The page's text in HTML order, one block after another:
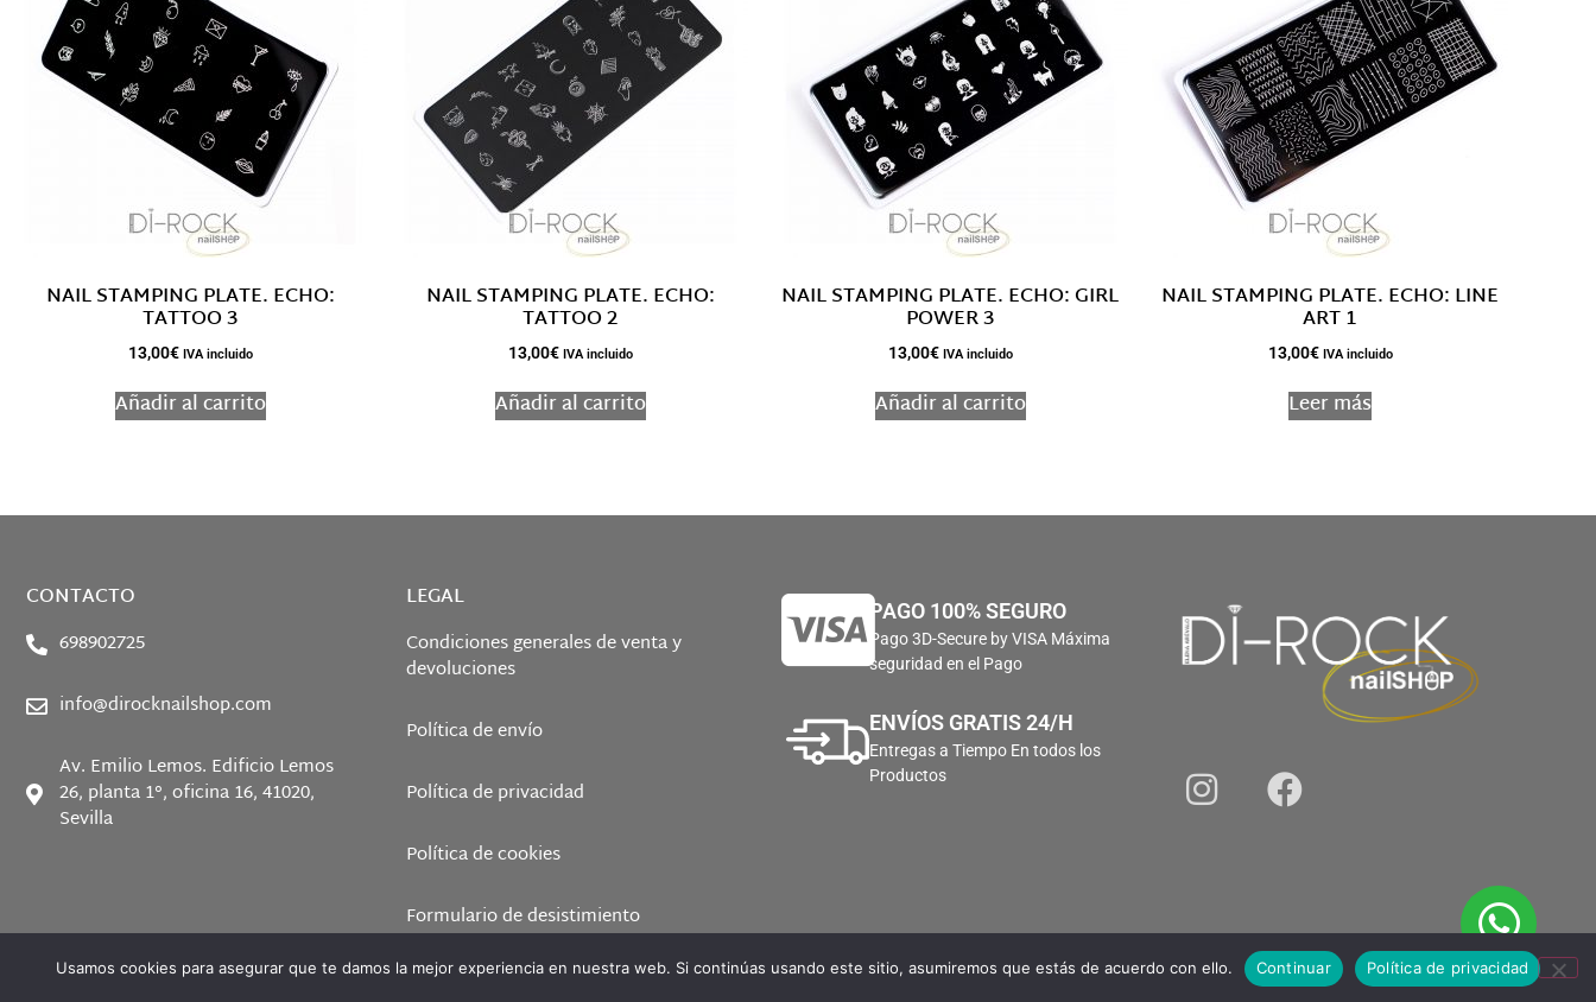
NAIL STAMPING PLATE. ECHO:
TATTOO 3
13,00€ IVA incluido
Añadir al carrito
NAIL STAMPING PLATE. ECHO:
TATTOO 2
13,00€ IVA incluido
Añadir al carrito
NAIL STAMPING PLATE. ECHO: GIRL
POWER 3
13,00€ IVA incluido
Añadir al carrito
NAIL STAMPING PLATE. ECHO: LINE
ART 1
13,00€ IVA incluido
Leer más
CONTACTO
698902725
info@dirocknailshop.com
Av. Emilio Lemos. Edificio Lemos
26, planta 1°, oficina 16, 41020,
Sevilla
LEGAL
Condiciones generales de venta y
devoluciones
Política de envío
Política de privacidad
Política de cookies
Formulario de desistimiento
PAGO 100% SEGURO
Pago 3D-Secure by VISA Máxima
seguridad en el Pago
ENVÍOS GRATIS 24/H
Entregas a Tiempo En todos los
Productos
Usamos cookies para asegurar que te damos la mejor experiencia en nuestra web. Si continúas usando este sitio, asumiremos que estás de acuerdo con ello. Continuar Política de privacidad